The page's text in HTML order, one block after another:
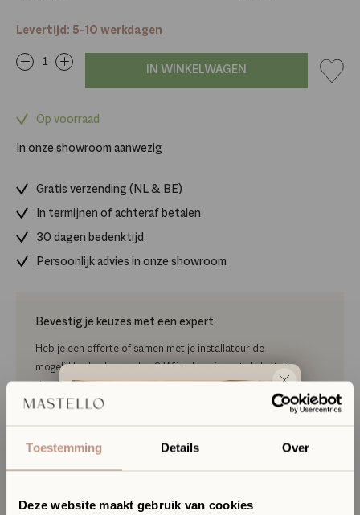
Toestemming Details Over
Deze website maakt gebruik van cookies
Levertijd: 5-10 werkdagen
IN WINKELWAGEN
Op voorraad
In onze showroom aanwezig
Gratis verzending (NL & BE)
In termijnen of achteraf betalen
30 dagen bedenktijd
Persoonlijk advies in onze showroom
Bevestig je keuzes met een expert
Heb je een offerte of samen met je installateur de
mogelijkheden besproken? Wij helpen je met de laatste
Plan je keuzegesprek
Elke dinsdag t/m zondag open!